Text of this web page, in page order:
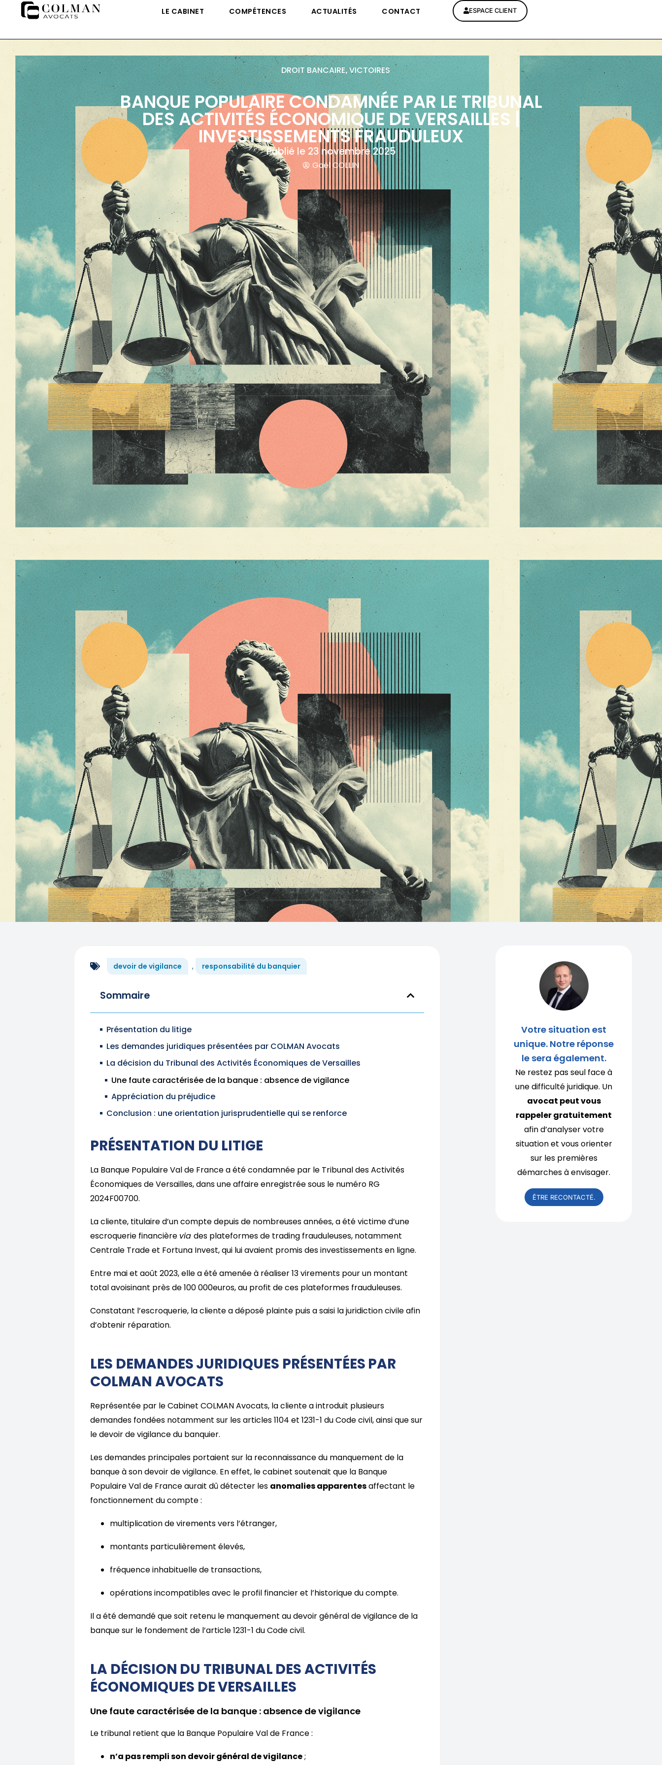
LE CABINET COMPÉTENCES ACTUALITÉS CONTACT ESPACE CLIENT
DROIT BANCAIRE,VICTOIRES
BANQUE POPULAIRE CONDAMNÉE PAR LE TRIBUNAL
DES ACTIVITÉS ÉCONOMIQUE DE VERSAILLES |
INVESTISSEMENTS FRAUDULEUX
Publié le 23 novembre 2025
Gaël COLLIN
devoir de vigilance , responsabilité du banquier
Sommaire
Présentation du litige
Les demandes juridiques présentées par COLMAN Avocats
La décision du Tribunal des Activités Économiques de Versailles
Une faute caractérisée de la banque : absence de vigilance
Appréciation du préjudice
Conclusion : une orientation jurisprudentielle qui se renforce
PRÉSENTATION DU LITIGE
La Banque Populaire Val de France a été condamnée par le Tribunal des Activités
Économiques de Versailles, dans une affaire enregistrée sous le numéro RG
2024F00700.
La cliente, titulaire d’un compte depuis de nombreuses années, a été victime d’une
escroquerie financière via des plateformes de trading frauduleuses, notamment
Centrale Trade et Fortuna Invest, qui lui avaient promis des investissements en ligne.
Entre mai et août 2023, elle a été amenée à réaliser 13 virements pour un montant
total avoisinant près de 100 000euros, au profit de ces plateformes frauduleuses.
Constatant l’escroquerie, la cliente a déposé plainte puis a saisi la juridiction civile afin
d’obtenir réparation.
LES DEMANDES JURIDIQUES PRÉSENTÉES PAR
COLMAN AVOCATS
Représentée par le Cabinet COLMAN Avocats, la cliente a introduit plusieurs
demandes fondées notamment sur les articles 1104 et 1231-1 du Code civil, ainsi que sur
le devoir de vigilance du banquier.
Les demandes principales portaient sur la reconnaissance du manquement de la
banque à son devoir de vigilance. En effet, le cabinet soutenait que la Banque
Populaire Val de France aurait dû détecter les anomalies apparentesaffectant le
fonctionnement du compte :
multiplication de virements vers l’étranger,
montants particulièrement élevés,
fréquence inhabituelle de transactions,
opérations incompatibles avec le profil financier et l’historique du compte.
Il a été demandé que soit retenu le manquement au devoir général de vigilance de la
banque sur le fondement de l’article 1231-1 du Code civil.
LA DÉCISION DU TRIBUNAL DES ACTIVITÉS
ÉCONOMIQUES DE VERSAILLES
Une faute caractérisée de la banque : absence de vigilance
Le tribunal retient que la Banque Populaire Val de France :
n’a pas rempli son devoir général de vigilance;
Votre situation est
unique. Notre réponse
le sera également.
Ne restez pas seul face à
une difficulté juridique. Un
avocat peut vous
rappeler gratuitement
afin d’analyser votre
situation et vous orienter
sur les premières
démarches à envisager.
ÊTRE RECONTACTÉ.